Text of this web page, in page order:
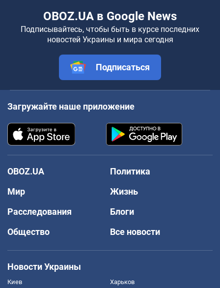
OBOZ.UA в Google News
Подписывайтесь, чтобы быть в курсе последних
новостей Украины и мира сегодня
Подписаться
Загружайте наше приложение
OBOZ.UA
Политика
Мир
Жизнь
Расследования
Блоги
Общество
Все новости
Новости Украины
Киев Харьков